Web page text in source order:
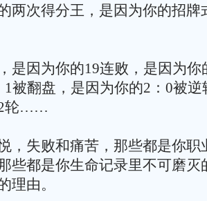
两次得分王，是因为你的招牌
因为你的19连败，是因为你
1被翻盘，是因为你的2：0被
2轮……
失败和痛苦，那些都是你职
些都是你生命记录里不可磨灭
理由。